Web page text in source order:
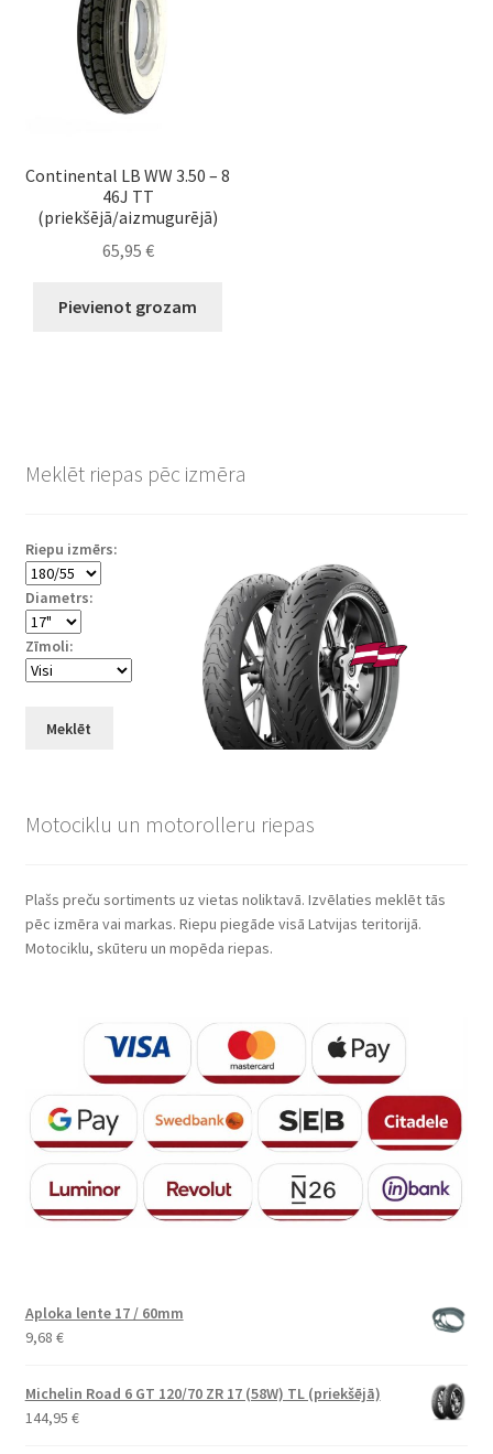
Continental LB WW 3.50 – 8
46J TT
(priekšējā/aizmugurējā)
65,95 €
Pievienot grozam
Meklēt riepas pēc izmēra
Riepu izmērs:
Diametrs:
Zīmoli:
Meklēt
Motociklu un motorolleru riepas
Plašs preču sortiments uz vietas noliktavā. Izvēlaties meklēt tās
pēc izmēra vai markas. Riepu piegāde visā Latvijas teritorijā.
Motociklu, skūteru un mopēda riepas.
Aploka lente 17 / 60mm
9,68 €
Michelin Road 6 GT 120/70 ZR 17 (58W) TL (priekšējā)
144,95 €